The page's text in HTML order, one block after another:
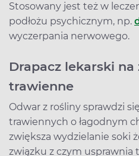
Stosowany jest też w
podłożu psychicznym, np.
wyczerpania nerwowego.
Drapacz lekarski na
trawienne
Odwar z rośliny sprawdzi
trawiennych o łagodnym
zwiększa wydzielanie soki
związku z czym usprawnia